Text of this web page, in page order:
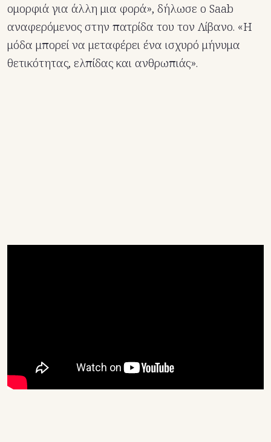
ομορφιά για άλλη μια φορά», δήλωσε ο Saab
αναφερόμενος στην πατρίδα του τον Λίβανο. «Η
μόδα μπορεί να μεταφέρει ένα ισχυρό μήνυμα
θετικότητας, ελπίδας και ανθρωπιάς».